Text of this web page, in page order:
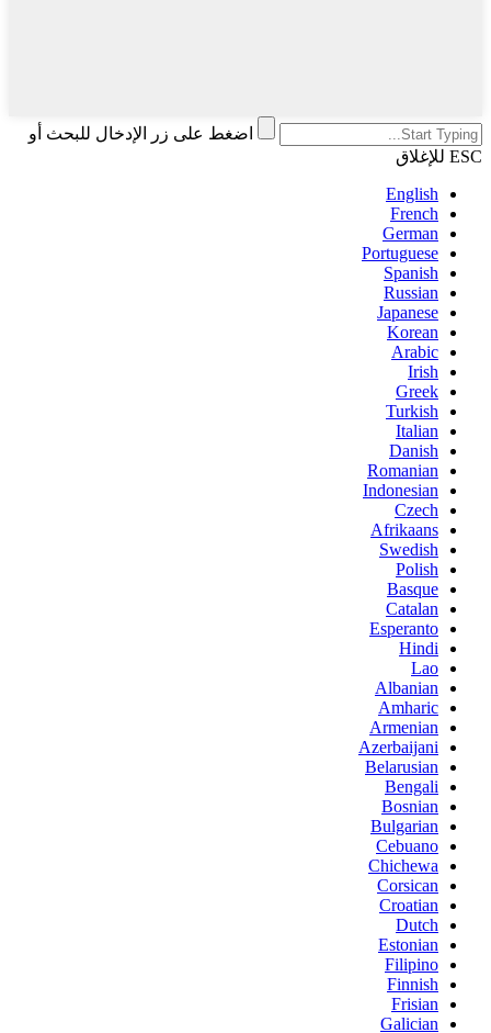
اضغط على زر الإدخال للبحث أو
ESC للإغلاق
English
French
German
Portuguese
Spanish
Russian
Japanese
Korean
Arabic
Irish
Greek
Turkish
Italian
Danish
Romanian
Indonesian
Czech
Afrikaans
Swedish
Polish
Basque
Catalan
Esperanto
Hindi
Lao
Albanian
Amharic
Armenian
Azerbaijani
Belarusian
Bengali
Bosnian
Bulgarian
Cebuano
Chichewa
Corsican
Croatian
Dutch
Estonian
Filipino
Finnish
Frisian
Galician